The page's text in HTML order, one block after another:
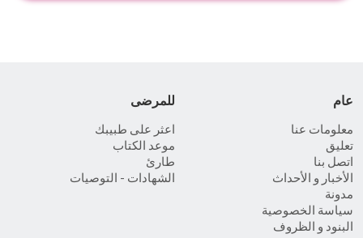
عام
معلومات عنا
تعليق
اتصل بنا
الأخبار و الأحداث
مدونة
سياسة الخصوصية
البنود و الظروف
للمرضى
اعثر على طبيبك
موعد الكتاب
طارئ
الشهادات - التوصيات